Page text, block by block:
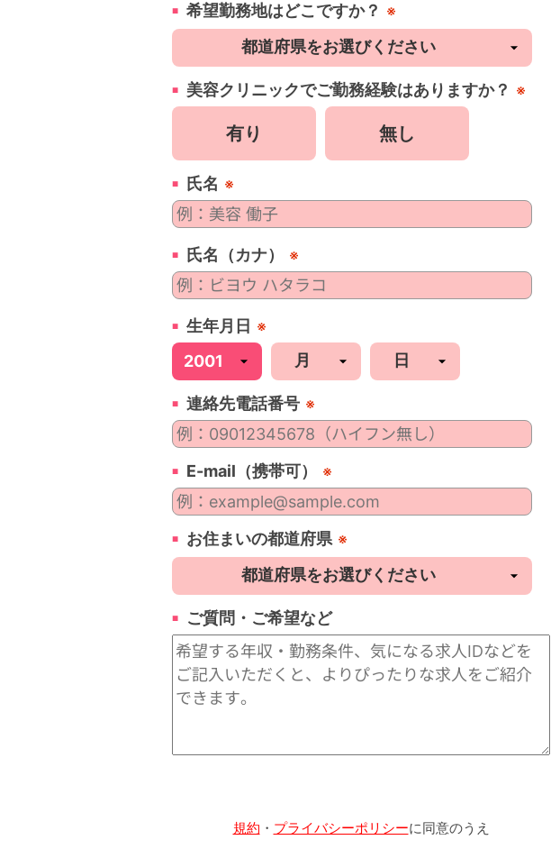
希望勤務地はどこですか？ ※
美容クリニックでご勤務経験はありますか？ ※
有り 無し
氏名 ※
氏名（カナ） ※
生年月日 ※
連絡先電話番号 ※
E-mail（携帯可） ※
お住まいの都道府県 ※
ご質問・ご希望など
規約 ・ プライバシーポリシーに同意のうえ